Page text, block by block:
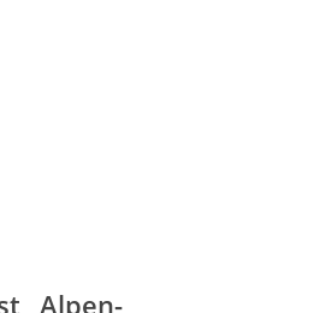
„Alpen-